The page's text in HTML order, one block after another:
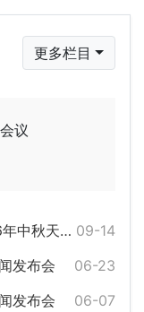
更多栏目
议
09-14
新闻发布会
06-23
发布会
06-07
发布会